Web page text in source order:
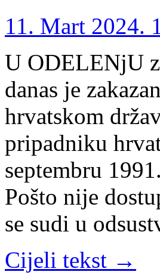
11. Mart 2024.
U ODELENjU
danas je
hrvatskom
pripadniku
septembru
Pošto nije
se sudi u
Cijeli tekst →